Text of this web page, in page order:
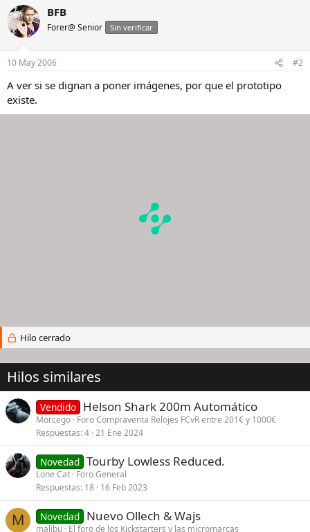
BFB
Forer@ Senior Sin verificar
10 May 2006 #2
A ver si se dignan a poner imágenes, por que el prototipo
existe.
Hilo cerrado
Hilos similares
Vendido Helson Shark 200m Automático
Morcego Foro Compraventa Relojes FCvR entre 201€ y 1000€
Respuestas 4 21 Ene 2024
Novedad Tourby Lowless Reduced.
Lone Cat Foro General
Respuestas 18 16 Feb 2023
M Novedad Nuevo Ollech & Wajs
malibu El foro de los Kickstarters y las micromarcas